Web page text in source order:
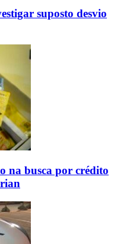
suposto desvio
na busca por crédito